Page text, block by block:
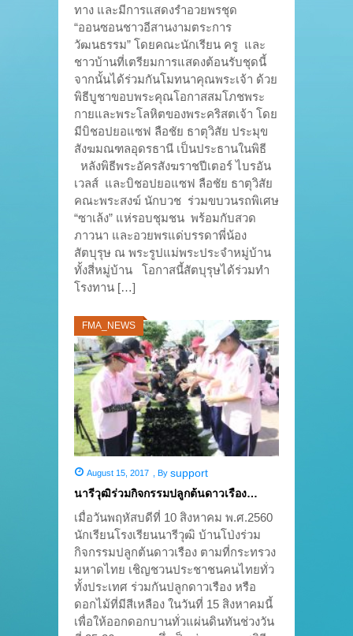
ทาง และมีการแสดงรำอวยพรชุด
“ออนซอนชาวอีสานงามตระการ
วัฒนธรรม” โดยคณะนักเรียน ครู และ
ชาวบ้านที่เตรียมการแสดงต้อนรับชุดนี้
จากนั้นได้ร่วมกันโมทนาคุณพระเจ้า ด้วย
พิธีบูชาขอบพระคุณโอกาสสมโภชพระ
กายและพระโลหิตของพระคริสตเจ้า โดย
มีบิชอปยอแซฟ ลือชัย ธาตุวิสัย ประมุข
สังฆมณฑลอุดรธานี เป็นประธานในพิธี
หลังพิธีพระอัครสังฆราชปีเตอร์ ไบรอัน
เวลส์ และบิชอปยอแซฟ ลือชัย ธาตุวิสัย
คณะพระสงฆ์ นักบวช ร่วมขบวนรถพิเศษ
“ซาเล้ง” แห่รอบชุมชน พร้อมกับสวด
ภาวนา และอวยพรแด่บรรดาพี่น้อง
สัตบุรุษ ณ พระรูปแม่พระประจำหมู่บ้าน
ทั้งสี่หมู่บ้าน โอกาสนี้สัตบุรุษได้ร่วมทำ
โรงทาน […]
FMA_NEWS
August 15, 2017 By support
นารีวุฒิร่วมกิจกรรมปลูกต้นดาวเรือง…
เมื่อวันพฤหัสบดีที่ 10 สิงหาคม พ.ศ.2560
นักเรียนโรงเรียนนารีวุฒิ บ้านโป่งร่วม
กิจกรรมปลูกต้นดาวเรือง ตามที่กระทรวง
มหาดไทย เชิญชวนประชาชนคนไทยทั่ว
ทั้งประเทศ ร่วมกันปลูกดาวเรือง หรือ
ดอกไม้ที่มีสีเหลือง ในวันที่ 15 สิงหาคมนี้
เพื่อให้ออกดอกบานทั่วแผ่นดินทันช่วงวัน